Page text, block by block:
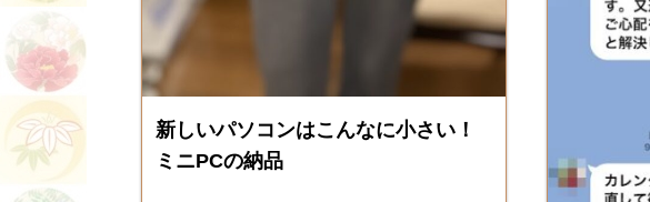
新しいパソコンはこんなに小さい！
ミニPCの納品